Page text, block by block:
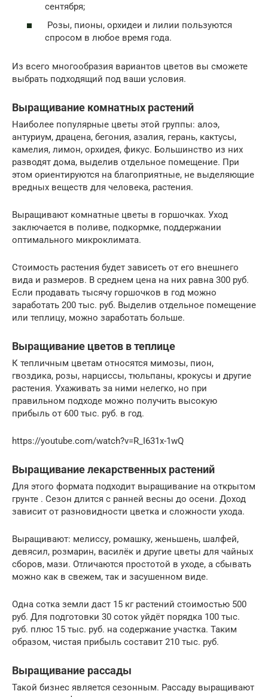
сентября;
Розы, пионы, орхидеи и лилии пользуются
спросом в любое время года.
Из всего многообразия вариантов цветов вы сможете
выбрать подходящий под ваши условия.
Выращивание комнатных растений
Наиболее популярные цветы этой группы: алоэ,
антуриум, драцена, бегония, азалия, герань, кактусы,
камелия, лимон, орхидея, фикус. Большинство из них
разводят дома, выделив отдельное помещение. При
этом ориентируются на благоприятные, не выделяющие
вредных веществ для человека, растения.
Выращивают комнатные цветы в горшочках. Уход
заключается в поливе, подкормке, поддержании
оптимального микроклимата.
Стоимость растения будет зависеть от его внешнего
вида и размеров. В среднем цена на них равна 300 руб.
Если продавать тысячу горшочков в год можно
заработать 200 тыс. руб. Выделив отдельное помещение
или теплицу, можно заработать больше.
Выращивание цветов в теплице
К тепличным цветам относятся мимозы, пион,
гвоздика, розы, нарциссы, тюльпаны, крокусы и другие
растения. Ухаживать за ними нелегко, но при
правильном подходе можно получить высокую
прибыль от 600 тыс. руб. в год.
https://youtube.com/watch?v=R_I631x-1wQ
Выращивание лекарственных растений
Для этого формата подходит выращивание на открытом
грунте . Сезон длится с ранней весны до осени. Доход
зависит от разновидности цветка и сложности ухода.
Выращивают: мелиссу, ромашку, женьшень, шалфей,
девясил, розмарин, василёк и другие цветы для чайных
сборов, мази. Отличаются простотой в уходе, а сбывать
можно как в свежем, так и засушенном виде.
Одна сотка земли даст 15 кг растений стоимостью 500
руб. Для подготовки 30 соток уйдёт порядка 100 тыс.
руб. плюс 15 тыс. руб. на содержание участка. Таким
образом, чистая прибыль составит 210 тыс. руб.
Выращивание рассады
Такой бизнес является сезонным. Рассаду выращивают